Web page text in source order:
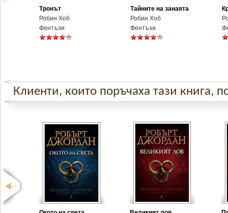
Тронът
Робин Хоб
Фентъзи
Тайните на занаята
Робин Хоб
Фентъзи
Клиенти, които поръчаха тази книга,